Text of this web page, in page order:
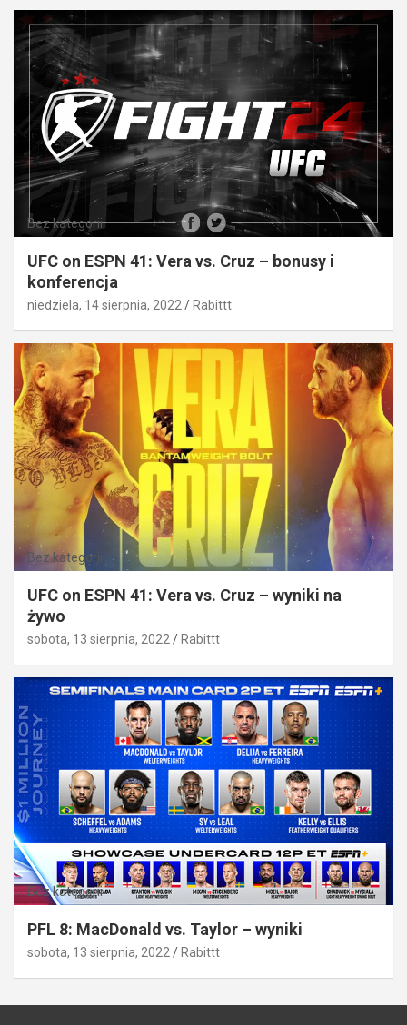
Bez kategorii
UFC on ESPN 41: Vera vs. Cruz – bonusy i
konferencja
niedziela, 14 sierpnia, 2022 Rabittt
Bez kategorii
UFC on ESPN 41: Vera vs. Cruz – wyniki na
żywo
sobota, 13 sierpnia, 2022 Rabittt
Bez kategorii
PFL 8: MacDonald vs. Taylor – wyniki
sobota, 13 sierpnia, 2022 Rabittt